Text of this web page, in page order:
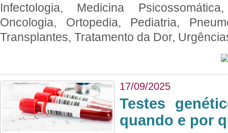
Infectologia, Medicina
Oncologia, Ortopedia, Pediatria,
Transplantes, Tratamento da Dor,
17/09/2025
Testes
quando e por